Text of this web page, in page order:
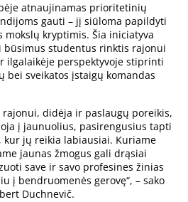
atnaujinamas prioritetinių
gauti – jį siūloma papildyti
mokslų kryptimis. Šia iniciatyva
būsimus studentus rinktis rajonui
ilgalaikėje perspektyvoje stiprinti
bei sveikatos įstaigų komandas
rajonui, didėja ir paslaugų poreikis,
į jaunuolius, pasirengusius tapti
kur jų reikia labiausiai. Kuriame
jaunas žmogus gali drąsiai
save ir savo profesines žinias
į bendruomenės gerovę“, – sako
Duchnevič.